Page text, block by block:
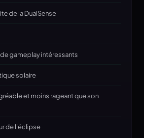
de la DualSense
gameplay intéressants
solaire
et moins rageant que son
de l'éclipse